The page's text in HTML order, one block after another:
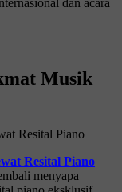
Musik
Resital Piano
menyapa